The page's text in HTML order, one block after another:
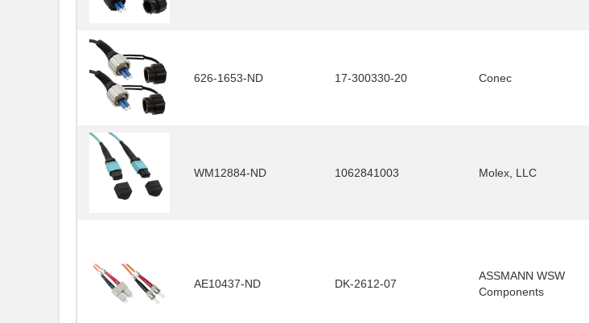
626-1653-ND 17-300330-20 Conec
WM12884-ND 1062841003 Molex, LLC
AE10437-ND DK-2612-07
ASSMANN WSW
Components